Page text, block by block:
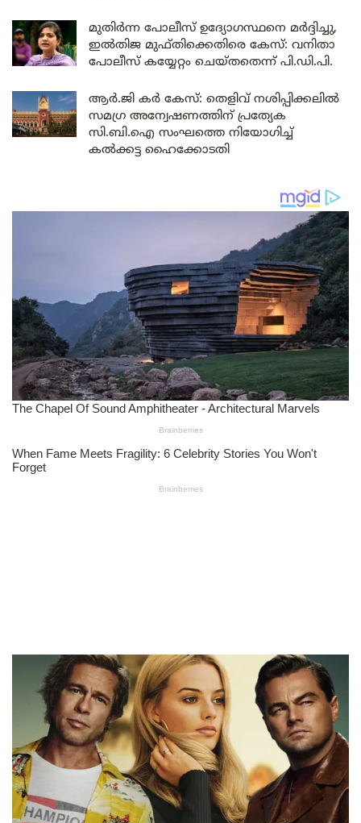
മുതിർന്ന പോലീസ് ഉദ്യോഗസ്ഥനെ മർദ്ദിച്ചു,
ഇൽതിജ മുഫ്തിക്കെതിരെ കേസ്: വനിതാ
പോലീസ് കയ്യേറ്റം ചെയ്തതെന്ന് പി.ഡി.പി.
ആർ.ജി കർ കേസ്: തെളിവ് നശിപ്പിക്കലിൽ
സമഗ്ര അന്വേഷണത്തിന് പ്രത്യേക
സി.ബി.ഐ സംഘത്തെ നിയോഗിച്ച്
കൽക്കട്ട ഹൈക്കോടതി